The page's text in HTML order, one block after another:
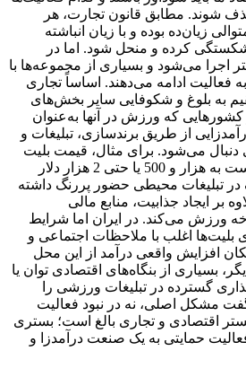
شوند. مطابق قانون تجارت، هر
زیان‌ده بوده و با زیان انباشته
کرده و منحل شود. اما در
اجرا می‌شود و بسیاری از مجموعه‌ها با
فعالیت ادامه می‌دهند. اساساً تجاری
به بلوغ و شکوفایی سایر بخش‌های
که ورزش در آنها به‌عنوان
از طریق برندسازی، تبلیغات و
می‌شود. برای مثال، قیمت بلیت
یک مسابقه تنیس ممکن است به هزار و 500 یا حتی 2 هزار دلار
تبلیغات محیطی حضور پررنگ داشته
بر ایجاد جذابیت، منابع مالی
ورزش می‌کند. در ایران اما شرایط
اغلب با ملاحظات اجتماعی و
افزایش واقعی درآمد از این محل
بسیاری از بنگاه‌های اقتصادی توان یا
گسترده در تبلیغات ورزشی را
گفت مشکل اصلی، نه در نبود فعالیت
اقتصادی و تجاری بالغ است؛ بستری
حمایتی به یک صنعت درآمدزا و